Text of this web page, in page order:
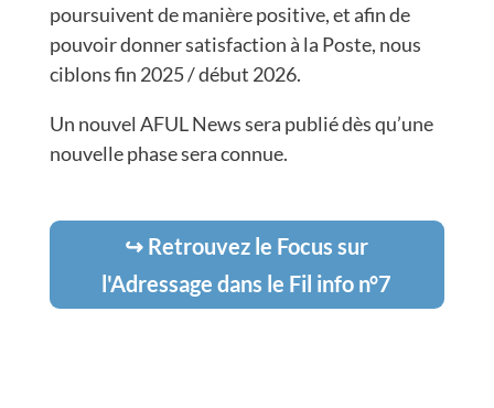
poursuivent de manière positive, et afin de
pouvoir donner satisfaction à la Poste, nous
ciblons fin 2025 / début 2026.
Un nouvel AFUL News sera publié dès qu’une
nouvelle phase sera connue.
↪️ Retrouvez le Focus sur
l'Adressage dans le Fil info n°7